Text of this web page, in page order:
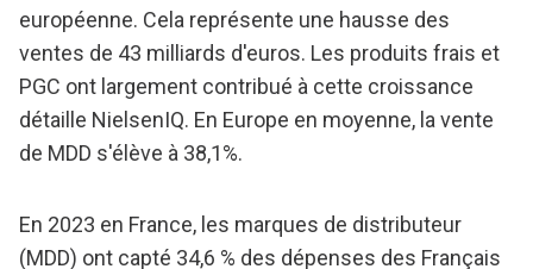
européenne. Cela représente une hausse des
ventes de 43 milliards d'euros. Les produits frais et
PGC ont largement contribué à cette croissance
détaille NielsenIQ. En Europe en moyenne, la vente
de MDD s'élève à 38,1%.
En 2023 en France, les marques de distributeur
(MDD) ont capté 34,6 % des dépenses des Français